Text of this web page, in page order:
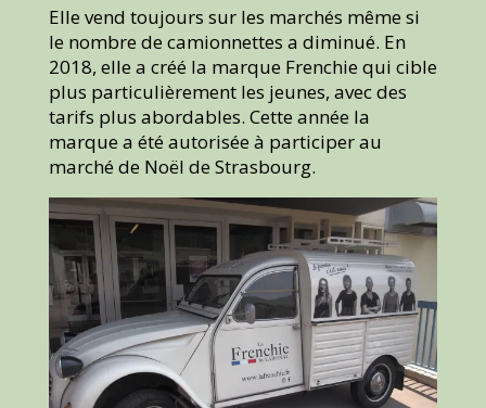
Elle vend toujours sur les marchés même si
le nombre de camionnettes a diminué. En
2018, elle a créé la marque Frenchie qui cible
plus particulièrement les jeunes, avec des
tarifs plus abordables. Cette année la
marque a été autorisée à participer au
marché de Noël de Strasbourg.